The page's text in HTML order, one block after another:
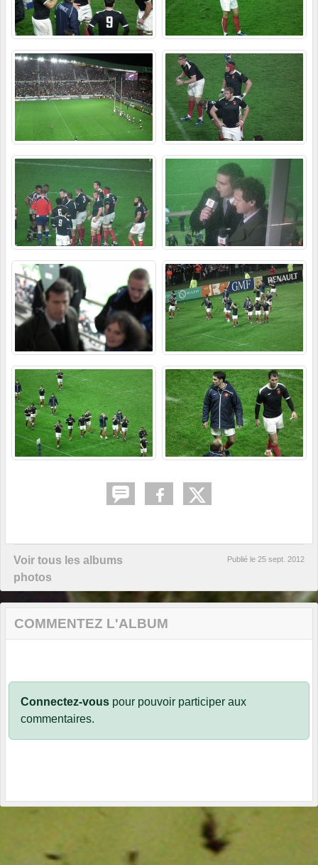
Voir tous les albums
photos
Publié le 25 sept. 2012
COMMENTEZ L'ALBUM
Connectez-vous pour pouvoir participer aux
commentaires.